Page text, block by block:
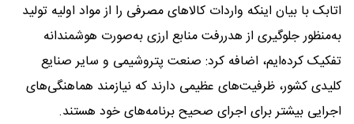
اتابک با بیان اینکه واردات کالاهای مصرفی را از مواد اولیه تولید
به‌منظور جلوگیری از هدررفت منابع ارزی به‌صورت هوشمندانه
تفکیک کرده‌ایم، اضافه کرد: صنعت پتروشیمی و سایر صنایع
کلیدی کشور، ظرفیت‌های عظیمی دارند که نیازمند هماهنگی‌های
اجرایی بیشتر برای اجرای صحیح برنامه‌های خود هستند.